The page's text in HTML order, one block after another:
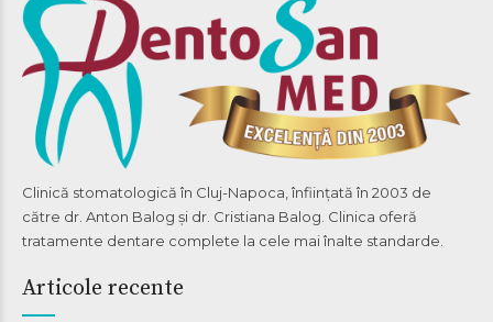
Clinică stomatologică în Cluj-Napoca, înființată în 2003 de
către dr. Anton Balog și dr. Cristiana Balog. Clinica oferă
tratamente dentare complete la cele mai înalte standarde.
Articole recente